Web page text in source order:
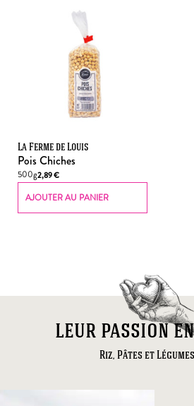
La Ferme de Louis
Pois Chiches
500g2,89€
AJOUTER AU PANIER
leur passion
Riz, Pâtes et